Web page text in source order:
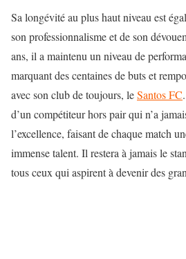
Sa longévité au plus haut niveau est
son professionnalisme et de son
ans, il a maintenu un niveau de
marquant des centaines de buts et
avec son club de toujours, leSantos FC
d’un compétiteur hors pair qui n’a
l’excellence, faisant de chaque match
immense talent. Il restera à jamais le
tous ceux qui aspirent à devenir des